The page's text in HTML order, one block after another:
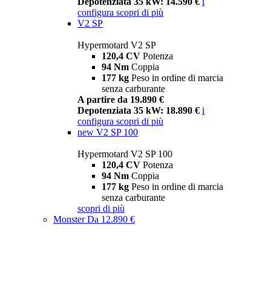
configura scopri di più
V2 SP
Hypermotard V2 SP
120,4 CV Potenza
94 Nm Coppia
177 kg Peso in ordine di marcia
senza carburante
A partire da 19.890 €
Depotenziata 35 kW: 18.890 € i
configura scopri di più
new V2 SP 100
Hypermotard V2 SP 100
120,4 CV Potenza
94 Nm Coppia
177 kg Peso in ordine di marcia
senza carburante
scopri di più
MonsterDa 12.890 €